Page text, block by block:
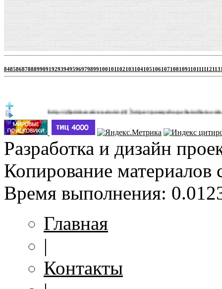
84858687888990919293949596979899100101102103104105106107108109110111112113
http://jbprimecurves.store/(3)|https://pussyshop.chaturbate.com/male-
Разработка и дизайн
Копирование материалов
Время выполнения:
Главная
|
Контакты